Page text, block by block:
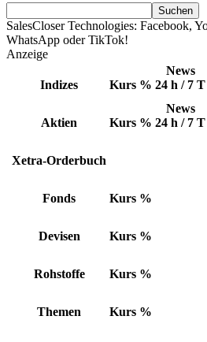
SalesCloser Technologies: Facebook,
WhatsApp oder TikTok!
Anzeige
Indizes Kurs %
News
24 h / 7 T
Aktien Kurs %
News
24 h / 7 T
Xetra-Orderbuch
Fonds Kurs %
Devisen Kurs %
Rohstoffe Kurs %
Themen Kurs %